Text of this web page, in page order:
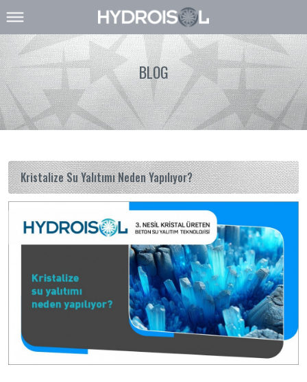
BLOG
Kristalize Su Yalıtımı Neden Yapılıyor?